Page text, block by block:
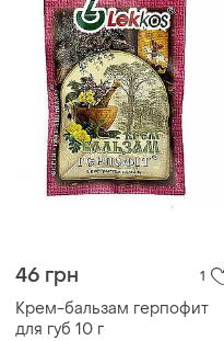
46 грн 1
Крем-бальзам герпофит
для губ 10 г